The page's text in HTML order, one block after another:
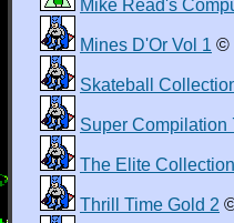
Mike Read's
Mines D'Or Vol 1 ©
Skateball
Super Compilation
The Elite Collection
Thrill Time Gold 2